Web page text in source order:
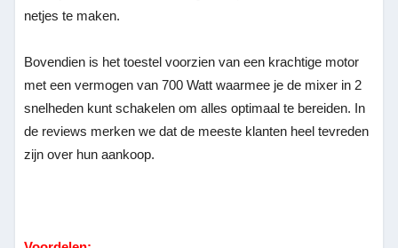
netjes te maken.
Bovendien is het toestel voorzien van een krachtige motor
met een vermogen van 700 Watt waarmee je de mixer in 2
snelheden kunt schakelen om alles optimaal te bereiden. In
de reviews merken we dat de meeste klanten heel tevreden
zijn over hun aankoop.